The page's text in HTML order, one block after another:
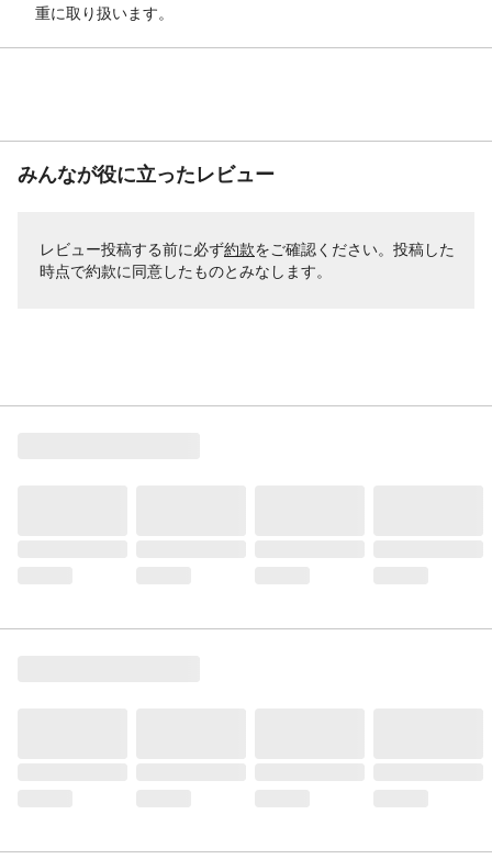
重に取り扱います。
みんなが役に立ったレビュー
レビュー投稿する前に必ず約款をご確認ください。投稿した
時点で約款に同意したものとみなします。